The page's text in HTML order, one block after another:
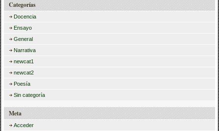
Categorías
Docencia
Ensayo
General
Narrativa
newcat1
newcat2
Poesía
Sin categoría
Meta
Acceder